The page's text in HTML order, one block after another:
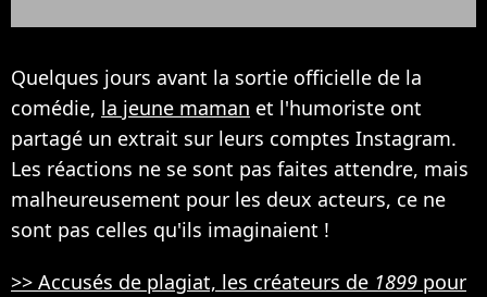
Quelques jours avant la sortie officielle de la
comédie, la jeune maman et l'humoriste ont
partagé un extrait sur leurs comptes Instagram.
Les réactions ne se sont pas faites attendre, mais
malheureusement pour les deux acteurs, ce ne
sont pas celles qu'ils imaginaient !
>> Accusés de plagiat, les créateurs de 1899 pour